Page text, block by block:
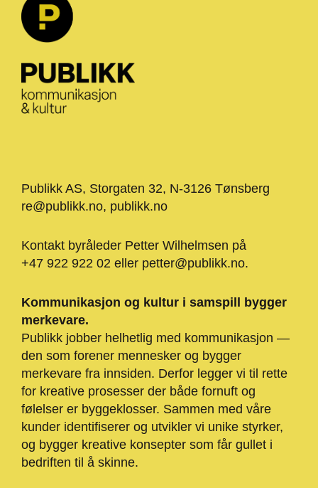
Publikk AS, Storgaten 32, N-3126 Tønsberg
re@publikk.no, publikk.no
Kontakt byråleder Petter Wilhelmsen på
+47 922 922 02 eller petter@publikk.no.
Kommunikasjon og kultur i samspill bygger
merkevare.
Publikk jobber helhetlig med kommunikasjon —
den som forener mennesker og bygger
merkevare fra innsiden. Derfor legger vi til rette
for kreative prosesser der både fornuft og
følelser er byggeklosser. Sammen med våre
kunder identifiserer og utvikler vi unike styrker,
og bygger kreative konsepter som får gullet i
bedriften til å skinne.